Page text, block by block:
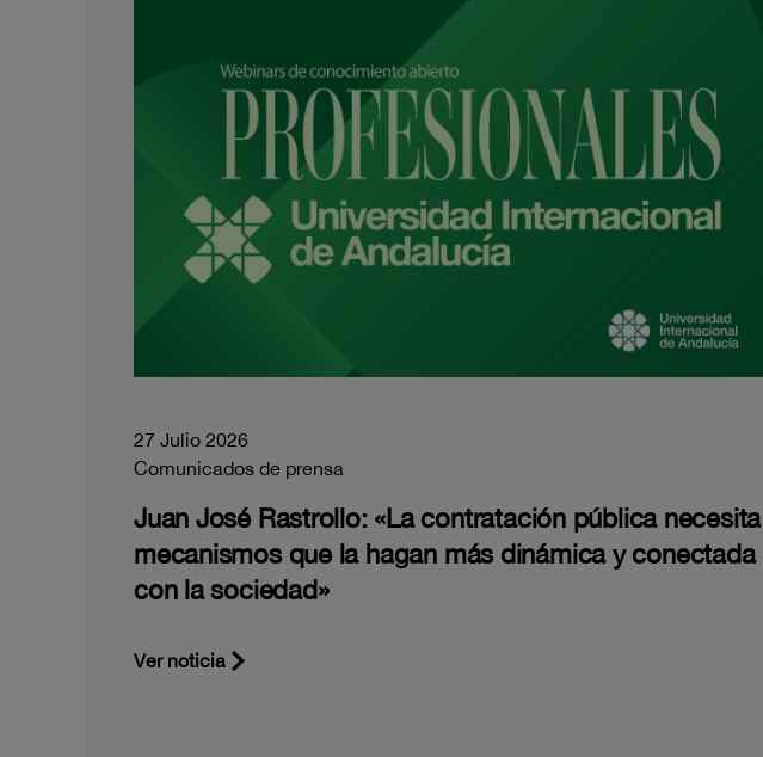
27 Julio 2026
Comunicados de prensa
Juan José Rastrollo: «La contratación pública necesita
mecanismos que la hagan más dinámica y conectada
con la sociedad»
Ver noticia